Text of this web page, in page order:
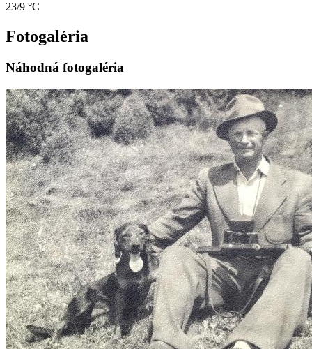
23/9 °C
Fotogaléria
Náhodná fotogaléria